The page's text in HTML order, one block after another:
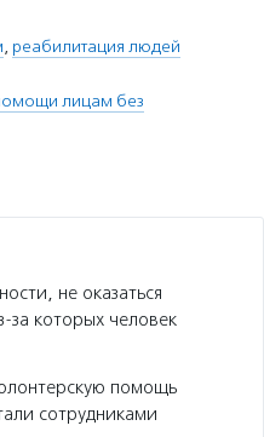
, реабилитация людей
лицам без
не оказаться
за которых человек
помощь
сотрудниками